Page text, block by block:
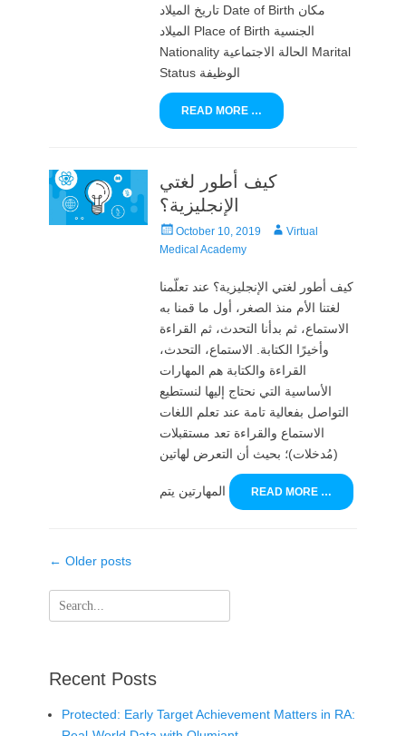
تاريخ الميلاد Date of Birth مكان
الميلاد Place of Birth الجنسية
Nationality الحالة الاجتماعية Marital
Status الوظيفة
READ MORE …
كيف أطور لغتي
الإنجليزية؟
Posted
on
October 10, 2019 AuthorVirtual
Medical Academy
كيف أطور لغتي الإنجليزية؟ عند تعلّمنا
لغتنا الأم منذ الصغر، أول ما قمنا به
الاستماع، ثم بدأنا التحدث، ثم القراءة
وأخيرًا الكتابة. الاستماع، التحدث،
القراءة والكتابة هم المهارات
الأساسية التي نحتاج إليها لنستطيع
التواصل بفعالية تامة عند تعلم اللغات
الاستماع والقراءة تعد مستقبلات
(مُدخلات)؛ بحيث أن التعرض لهاتين
المهارتين يتم READ MORE …
Post
← Older posts
Search
for:
Recent Posts
Protected: Early Target Achievement Matters in RA: